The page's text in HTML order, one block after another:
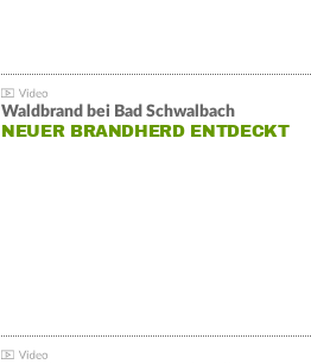
Waldbrand bei Bad Schwalbach
NEUER BRANDHERD ENTDECKT